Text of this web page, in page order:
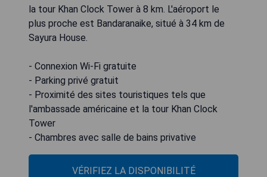
la tour Khan Clock Tower à 8 km. L'aéroport le
plus proche est Bandaranaike, situé à 34 km de
Sayura House.
- Connexion Wi-Fi gratuite
- Parking privé gratuit
- Proximité des sites touristiques tels que
l'ambassade américaine et la tour Khan Clock
Tower
- Chambres avec salle de bains privative
VÉRIFIEZ LA DISPONIBILITÉ